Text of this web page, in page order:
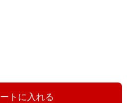
トに入れる